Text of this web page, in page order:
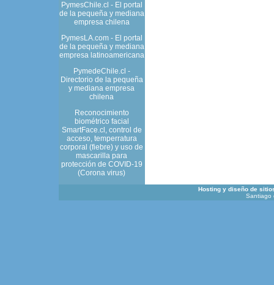
PymesChile.cl - El portal
de la pequeña y mediana
empresa chilena
PymesLA.com - El portal
de la pequeña y mediana
empresa latinoamericana
PymedeChile.cl -
Directorio de la pequeña
y mediana empresa
chilena
Reconocimiento
biométrico facial
SmartFace.cl, control de
acceso, temperratura
corporal (fiebre) y uso de
mascarilla para
protección de COVID-19
(Corona virus)
Hosting y diseño de
Santiago